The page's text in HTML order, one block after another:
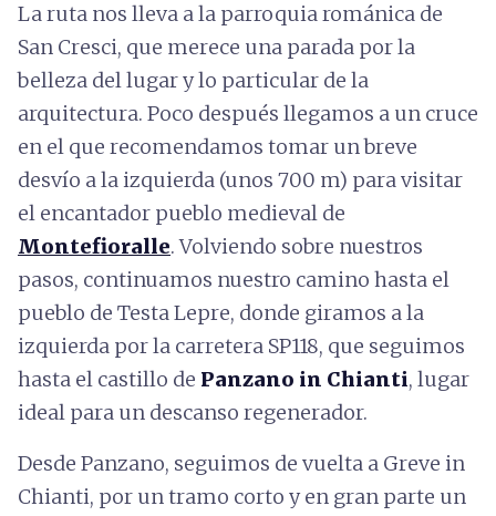
La ruta nos lleva a la parroquia románica de
San Cresci, que merece una parada por la
belleza del lugar y lo particular de la
arquitectura. Poco después llegamos a un cruce
en el que recomendamos tomar un breve
desvío a la izquierda (unos 700 m) para visitar
el encantador pueblo medieval de
Montefioralle. Volviendo sobre nuestros
pasos, continuamos nuestro camino hasta el
pueblo de Testa Lepre, donde giramos a la
izquierda por la carretera SP118, que seguimos
hasta el castillo de Panzano in Chianti, lugar
ideal para un descanso regenerador.
Desde Panzano, seguimos de vuelta a Greve in
Chianti, por un tramo corto y en gran parte un